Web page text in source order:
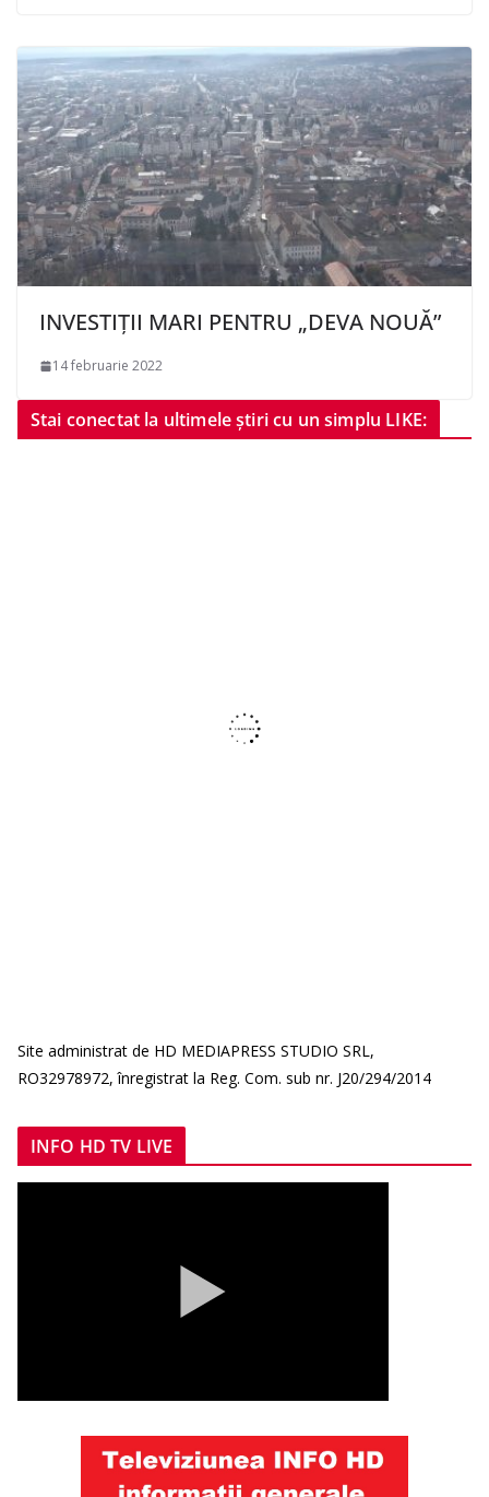
INVESTIȚII MARI PENTRU „DEVA NOUĂ”
14 februarie 2022
Stai conectat la ultimele știri cu un simplu LIKE:
Site administrat de HD MEDIAPRESS STUDIO SRL,
RO32978972, înregistrat la Reg. Com. sub nr. J20/294/2014
INFO HD TV LIVE